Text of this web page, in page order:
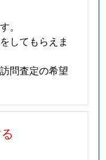
。
してもらえま
問査定の希望